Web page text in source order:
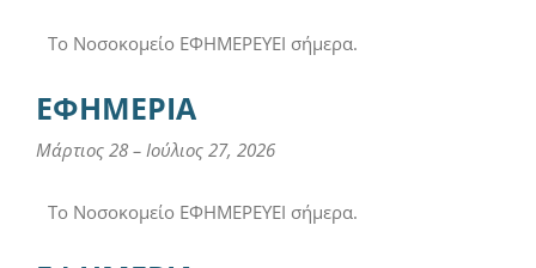
Το Νοσοκομείο ΕΦΗΜΕΡΕΥΕΙ σήμερα.
ΕΦΗΜΕΡΙΑ
Μάρτιος 28 – Ιούλιος 27, 2026
Το Νοσοκομείο ΕΦΗΜΕΡΕΥΕΙ σήμερα.